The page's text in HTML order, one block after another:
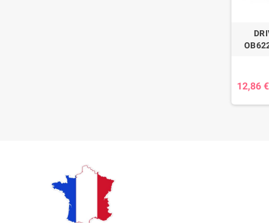
12,86 €